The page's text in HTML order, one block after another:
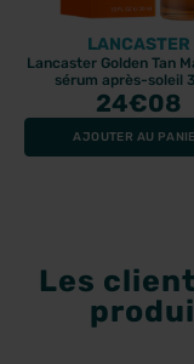
LANCASTER
Lancaster Golden Tan
sérum après-soleil
24€08
AJOUTER AU
Les